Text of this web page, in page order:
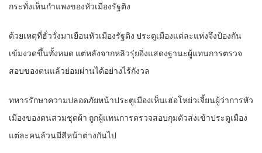
กระทั่งเห็นกำแพงของหัวเมืองรัฐติง
ด้วยเหตุที่ฮั่ววั่งมาเยือนหัวเมืองรัฐติง ประตูเมืองแต่ละแห่งจึงป้องกัน
เข้มงวดขึ้นทั้งหมด แต่หลังจากหลิวรุ่ยอิ่งแสดงฐานะผู้แทนการตรวจ
สอบของตนแล้วย่อมผ่านได้อย่างไร้กังวล
ทหารรักษาความปลอดภัยหน้าประตูเมืองเห็นเฮ่อโหย่วเจี้ยนผู้ว่าการหัว
เมืองของตนสวมชุดผ้า ถูกผู้แทนการตรวจสอบกุมตัวส่งเข้าประตูเมือง
แต่ละคนล้วนมีสีหน้าต่างกันไป